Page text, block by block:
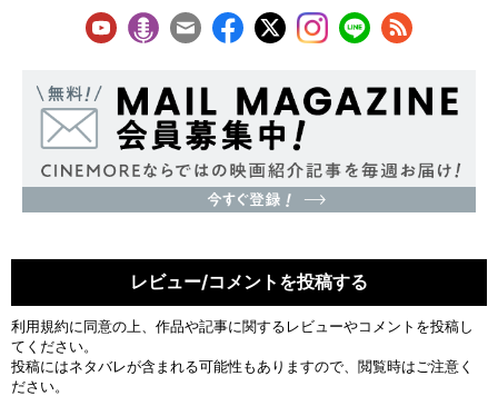
レビュー/コメントを投稿する
利用規約に同意の上、作品や記事に関するレビューやコメントを投稿し
てください。
投稿にはネタバレが含まれる可能性もありますので、閲覧時はご注意く
ださい。